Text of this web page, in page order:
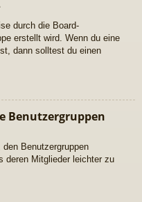
durch die Board-
erstellt wird. Wenn du eine
dann solltest du einen
Benutzergruppen
Benutzergruppen
deren Mitglieder leichter zu